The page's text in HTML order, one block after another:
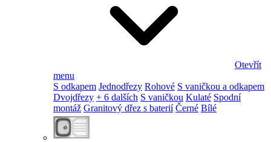
Otevřít
menu
S odkapem Jednodřezy Rohové S vaničkou a odkapem
Dvojdřezy + 6 dalších S vaničkou Kulaté Spodní
montáž Granitový dřez s baterií Černé Bílé